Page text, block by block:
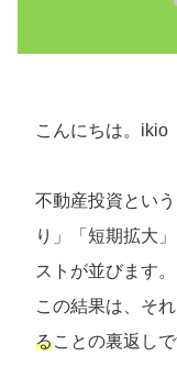
こんにちは。ikio
不動産投資とい
り」「短期拡大
ストが並びます。
この結果は、そ
ることの裏返しで